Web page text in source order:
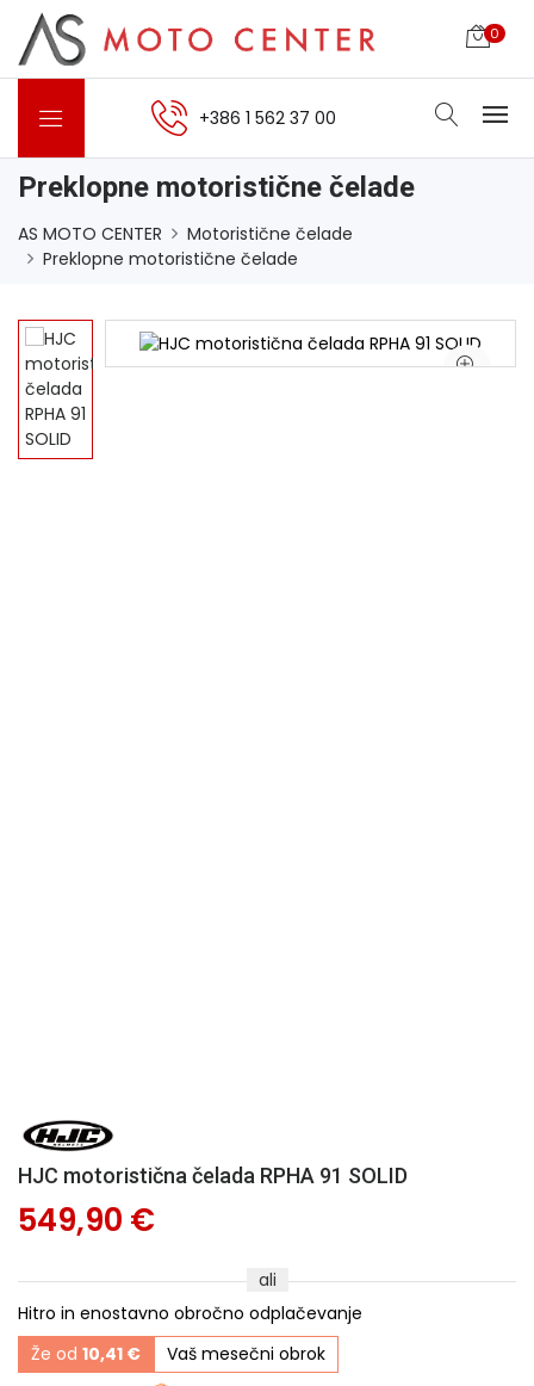
0
+386 1 562 37 00
Preklopne motoristične čelade
AS MOTO CENTER
Motoristične čelade
Preklopne motoristične čelade
HJC motoristična čelada RPHA 91 SOLID
549,90 €
ali
Hitro in enostavno obročno odplačevanje
Že od 10,41 €
Vaš mesečni obrok